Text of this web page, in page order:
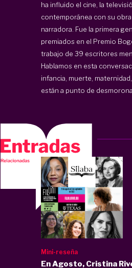
ha influido el cine, la
contemporánea con su
narradora. Fue la primera
premiados en el Premio
trabajo de 39 escritores
Hablamos en esta
infancia, muerte,
están a punto de
Mini-reseña
En Agosto, Cristina